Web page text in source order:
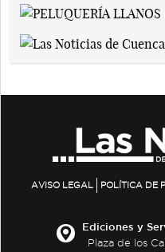
AVISO LEGAL POLÍTICA DE
Ediciones y
Plaza de los